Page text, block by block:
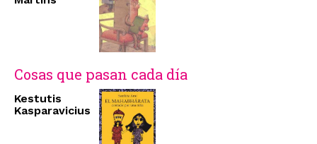
Cosas que pasan cada día
Kestutis
Kasparavicius